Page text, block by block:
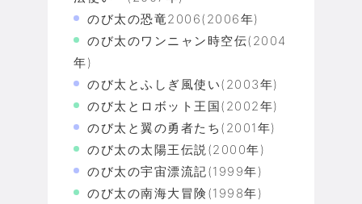
のび太の恐竜2006(2006年)
のび太のワンニャン時空伝(2004
年)
のび太とふしぎ風使い(2003年)
のび太とロボット王国(2002年)
のび太と翼の勇者たち(2001年)
のび太の太陽王伝説(2000年)
のび太の宇宙漂流記(1999年)
のび太の南海大冒険(1998年)